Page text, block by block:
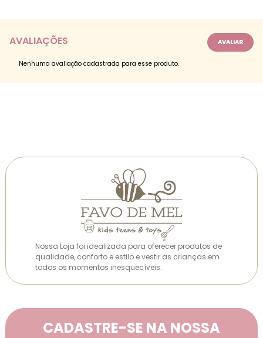
AVALIAÇÕES
Nenhuma avaliação cadastrada para esse produto.
Nossa Loja foi idealizada para oferecer produtos de
qualidade, conforto e estilo e vestir as crianças em
todos os momentos inesquecíveis.
CADASTRE-SE NA NOSSA